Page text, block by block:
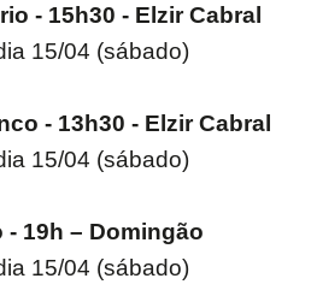
- 15h30 - Elzir Cabral
15/04 (sábado)
- 13h30 - Elzir Cabral
15/04 (sábado)
19h – Domingão
15/04 (sábado)